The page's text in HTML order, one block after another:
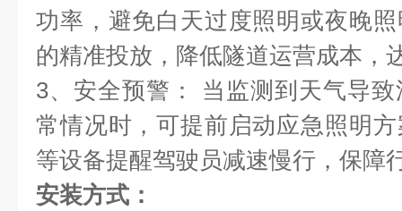
功率，避免白天过度照明或夜晚
的精准投放，降低隧道运营成本，
3、安全预警： 当监测到天气导
常情况时，可提前启动应急照明
等设备提醒驾驶员减速慢行，保障
安装方式：